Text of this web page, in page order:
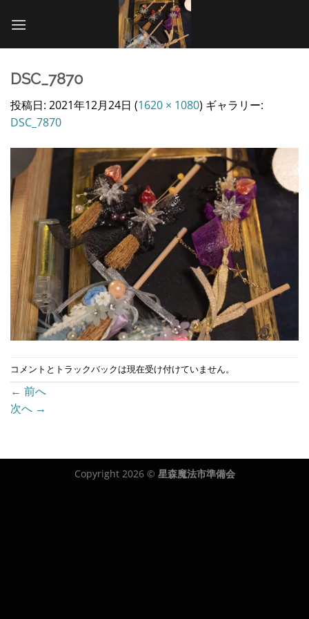
DSC_7870
投稿日: 2021年12月24日 (1620 × 1080) ギャラリー:
DSC_7870
コメントとトラックバックは現在受け付けていません。
← 前へ
次へ →
Copyright 2026 © 星森魔法市準備会